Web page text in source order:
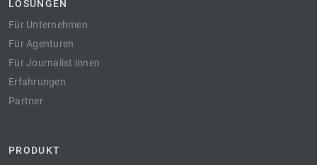
LÖSUNGEN
Für Unternehmen
Für Agenturen
Für Journalist:innen
Erfahrungen
Partner
PRODUKT